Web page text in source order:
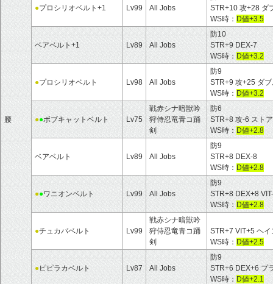
腰
●プロシリオベルト+1 Lv99 All Jobs
STR+10 攻+28 ダ
WS時： D値+3.5
ベアベルト+1 Lv89 All Jobs
防10
STR+9 DEX-7
WS時： D値+3.2
●プロシリオベルト Lv98 All Jobs
防9
STR+9 攻+25 ダ
WS時： D値+3.2
●●ボブキャットベルト Lv75
戦赤シナ暗獣吟
狩侍忍竜青コ踊
剣
防6
STR+8 攻-6 スト
WS時： D値+2.8
ベアベルト Lv89 All Jobs
防9
STR+8 DEX-8
WS時： D値+2.8
●●ワニオンベルト Lv99 All Jobs
防9
STR+8 DEX+8
WS時： D値+2.8
●チュカバベルト Lv99
戦赤シナ暗獣吟
狩侍忍竜青コ踊
剣
STR+7 VIT+5 ヘ
WS時： D値+2.5
●ピピラカベルト Lv87 All Jobs
防9
STR+6 DEX+6 プ
WS時： D値+2.1